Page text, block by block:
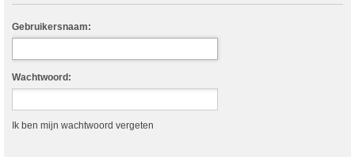
Gebruikersnaam:
Wachtwoord:
Ik ben mijn wachtwoord vergeten